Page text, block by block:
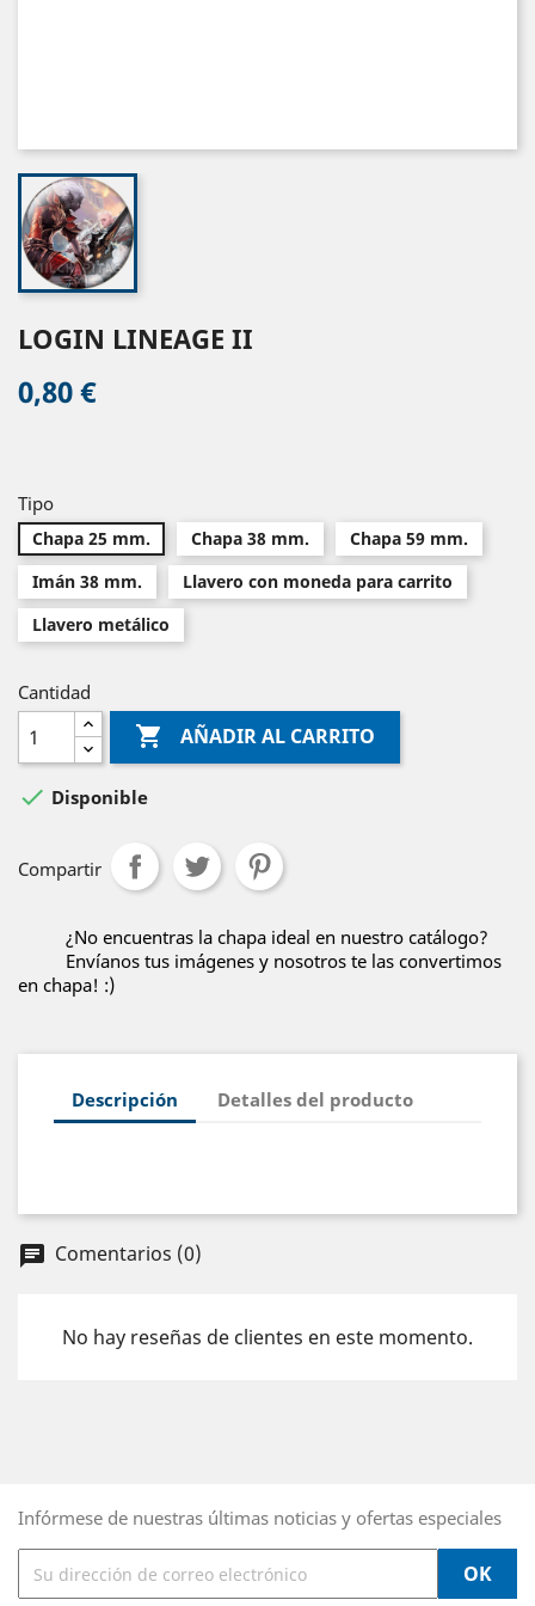
LOGIN LINEAGE II
0,80 €
Tipo
Chapa 25 mm. Chapa 38 mm.
Chapa 59 mm.
Imán 38 mm.
Llavero con moneda para carrito
Llavero metálico
Cantidad
 AÑADIR AL CARRITO
 Disponible
Compartir
¿No encuentras la chapa ideal en nuestro catálogo?
Envíanos tus imágenes y nosotros te las convertimos
en chapa! :)
Descripción Detalles del producto
chat Comentarios (0)
No hay reseñas de clientes en este momento.
Infórmese de nuestras últimas noticias y ofertas especiales